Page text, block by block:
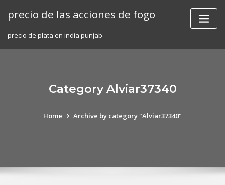
precio de las acciones de fogo
precio de plata en india punjab
Category Alviar37340
Home Archive by category "Alviar37340"